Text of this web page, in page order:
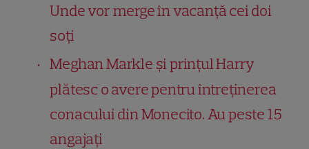
Unde vor merge în vacanță cei doi
soți
Meghan Markle și prințul Harry
plătesc o avere pentru întreținerea
conacului din Monecito. Au peste 15
angajați